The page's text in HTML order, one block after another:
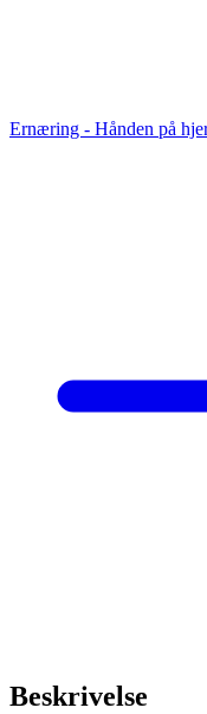
Ernæring - Hånden på
Beskrivelse